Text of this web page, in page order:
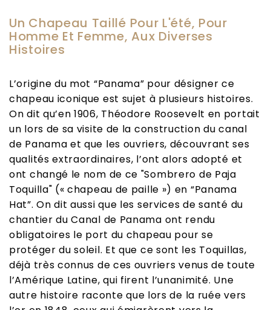
Un Chapeau Taillé Pour L'été, Pour
Homme Et Femme, Aux Diverses
Histoires
L’origine du mot “Panama” pour désigner ce
chapeau iconique est sujet à plusieurs histoires.
On dit qu’en 1906, Théodore Roosevelt en portait
un lors de sa visite de la construction du canal
de Panama et que les ouvriers, découvrant ses
qualités extraordinaires, l’ont alors adopté et
ont changé le nom de ce "Sombrero de Paja
Toquilla" (« chapeau de paille ») en “Panama
Hat”. On dit aussi que les services de santé du
chantier du Canal de Panama ont rendu
obligatoires le port du chapeau pour se
protéger du soleil. Et que ce sont les Toquillas,
déjà très connus de ces ouvriers venus de toute
l’Amérique Latine, qui firent l’unanimité. Une
autre histoire raconte que lors de la ruée vers